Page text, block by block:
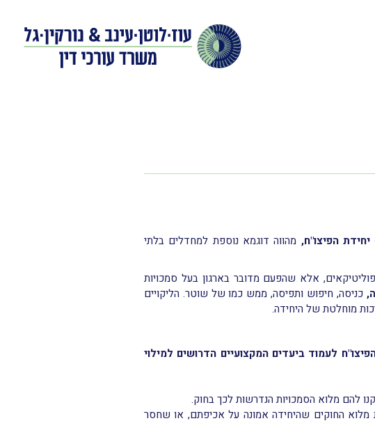
הפיצו"ח, מהווה דוגמא נוספת למחדלים בלתי
אלא שהפעם מדובר בארגון בעל סמכויות
כניסה, חיפוש ותפיסה, ממש כמו של שוטר. הליקויים
מוחלטת של היחידה.
לעמוד ביעדים המקצועיים הדרושים למילוי
מלוא החוקים שהיחידה אמונה על אכיפתם, או שחסר